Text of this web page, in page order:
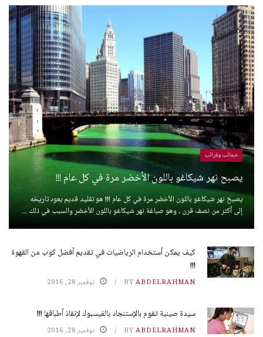
عجائب وغرائب
يصبح نهر شيكاغو باللون الأخضر مرة في كل عام !!!
يصبخ نهر شيكاغو باللون الأخضر مرة في كل عام !!! هو تقليد قديم يعود تاريخه
إلى أكثر من نصف قرن ، وهو صباغة نهر شيكاغو باللون الأخضر والسبب في ذلك ...
كيف يمكن أستخدام الرياضيات في تقديم أفضل كوب من القهوة
!!!
BY ABDELRAHMAN نوفمبر 28, 2016
سيدة صينية تقوم بالإستنجاد بالفيسبوك لإنقاذ أطباقها !!!
BY ABDELRAHMAN نوفمبر 28, 2016